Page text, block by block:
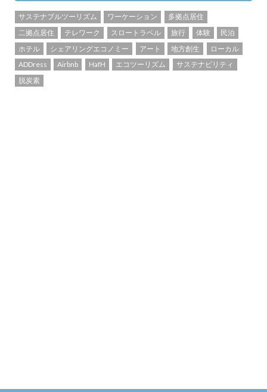
サステナブルツーリズム ワーケーション
多拠点居住
二拠点居住
テレワーク スロートラベル 旅行 体験
民泊
ホテル
シェアリングエコノミー アート 地方創生
ローカル
ADDress
Airbnb HafH エコツーリズム
サステナビリティ
脱炭素